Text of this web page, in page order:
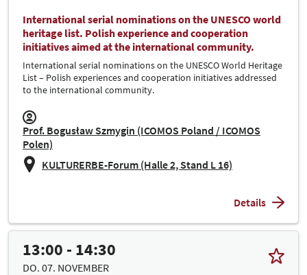
International serial nominations on the UNESCO world
heritage list. Polish experience and cooperation
initiatives aimed at the international community.
International serial nominations on the UNESCO World Heritage
List – Polish experiences and cooperation initiatives addressed
to the international community.
Prof. Bogusław Szmygin (ICOMOS Poland / ICOMOS
Polen)
KULTURERBE-Forum (Halle 2, Stand L 16)
Details
13:00 - 14:30
DO. 07. NOVEMBER